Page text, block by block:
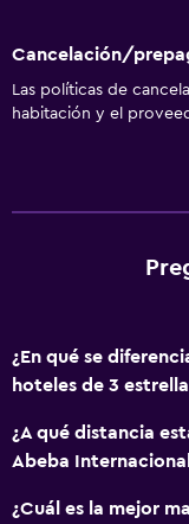
Cancelación/
Las políticas de
habitación y el
¿En qué se
hoteles de 3
¿A qué distancia
Abeba
¿Cuál es la mejor